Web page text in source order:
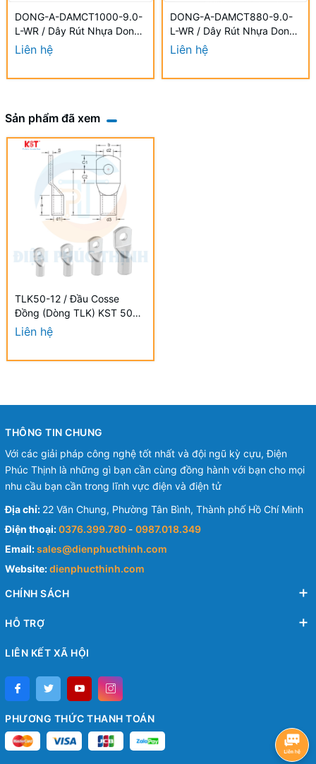
DONG-A-DAMCT1000-9.0-
L-WR / Dây Rút Nhựa Dong-
A 9.0×1000mm Chống UV
Liên hệ
DONG-A-DAMCT880-9.0-
L-WR / Dây Rút Nhựa Dong-
A 9.0×880mm Chống UV
Liên hệ
Sản phẩm đã xem
TLK50-12 / Đầu Cosse
Đồng (Dòng TLK) KST 50
mm - NON-INSULATED
COPPER TUBULAR LUGS
Liên hệ
THÔNG TIN CHUNG
Với các giải pháp công nghệ tốt nhất và đội ngũ kỳ cựu, Điện
Phúc Thịnh là những gì bạn cần cùng đồng hành với bạn cho mọi
nhu cầu bạn cần trong lĩnh vực điện và điện tử
Địa chỉ: 22 Văn Chung, Phường Tân Bình, Thành phố Hồ Chí Minh
Điện thoại:0376.399.780 - 0987.018.349
Email:sales@dienphucthinh.com
Website:dienphucthinh.com
CHÍNH SÁCH
HỖ TRỢ
LIÊN KẾT XÃ HỘI
PHƯƠNG THỨC THANH TOÁN